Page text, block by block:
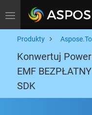
Toggle navigation
Produkty
Konwertuj
EMF
SDK